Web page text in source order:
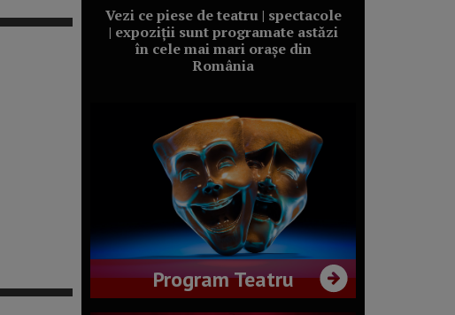
Vezi ce piese de teatru | spectacole
| expoziții sunt programate astăzi
în cele mai mari orașe din
România
Program Teatru